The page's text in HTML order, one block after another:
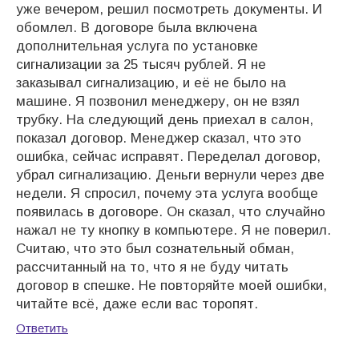
уже вечером, решил посмотреть документы. И
обомлел. В договоре была включена
дополнительная услуга по установке
сигнализации за 25 тысяч рублей. Я не
заказывал сигнализацию, и её не было на
машине. Я позвонил менеджеру, он не взял
трубку. На следующий день приехал в салон,
показал договор. Менеджер сказал, что это
ошибка, сейчас исправят. Переделал договор,
убрал сигнализацию. Деньги вернули через две
недели. Я спросил, почему эта услуга вообще
появилась в договоре. Он сказал, что случайно
нажал не ту кнопку в компьютере. Я не поверил.
Считаю, что это был сознательный обман,
рассчитанный на то, что я не буду читать
договор в спешке. Не повторяйте моей ошибки,
читайте всё, даже если вас торопят.
Ответить